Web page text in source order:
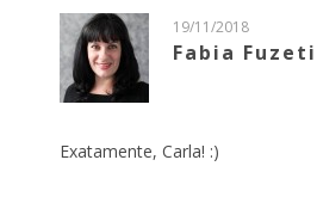
19/11/2018
Fabia Fuzeti
Exatamente, Carla! :)